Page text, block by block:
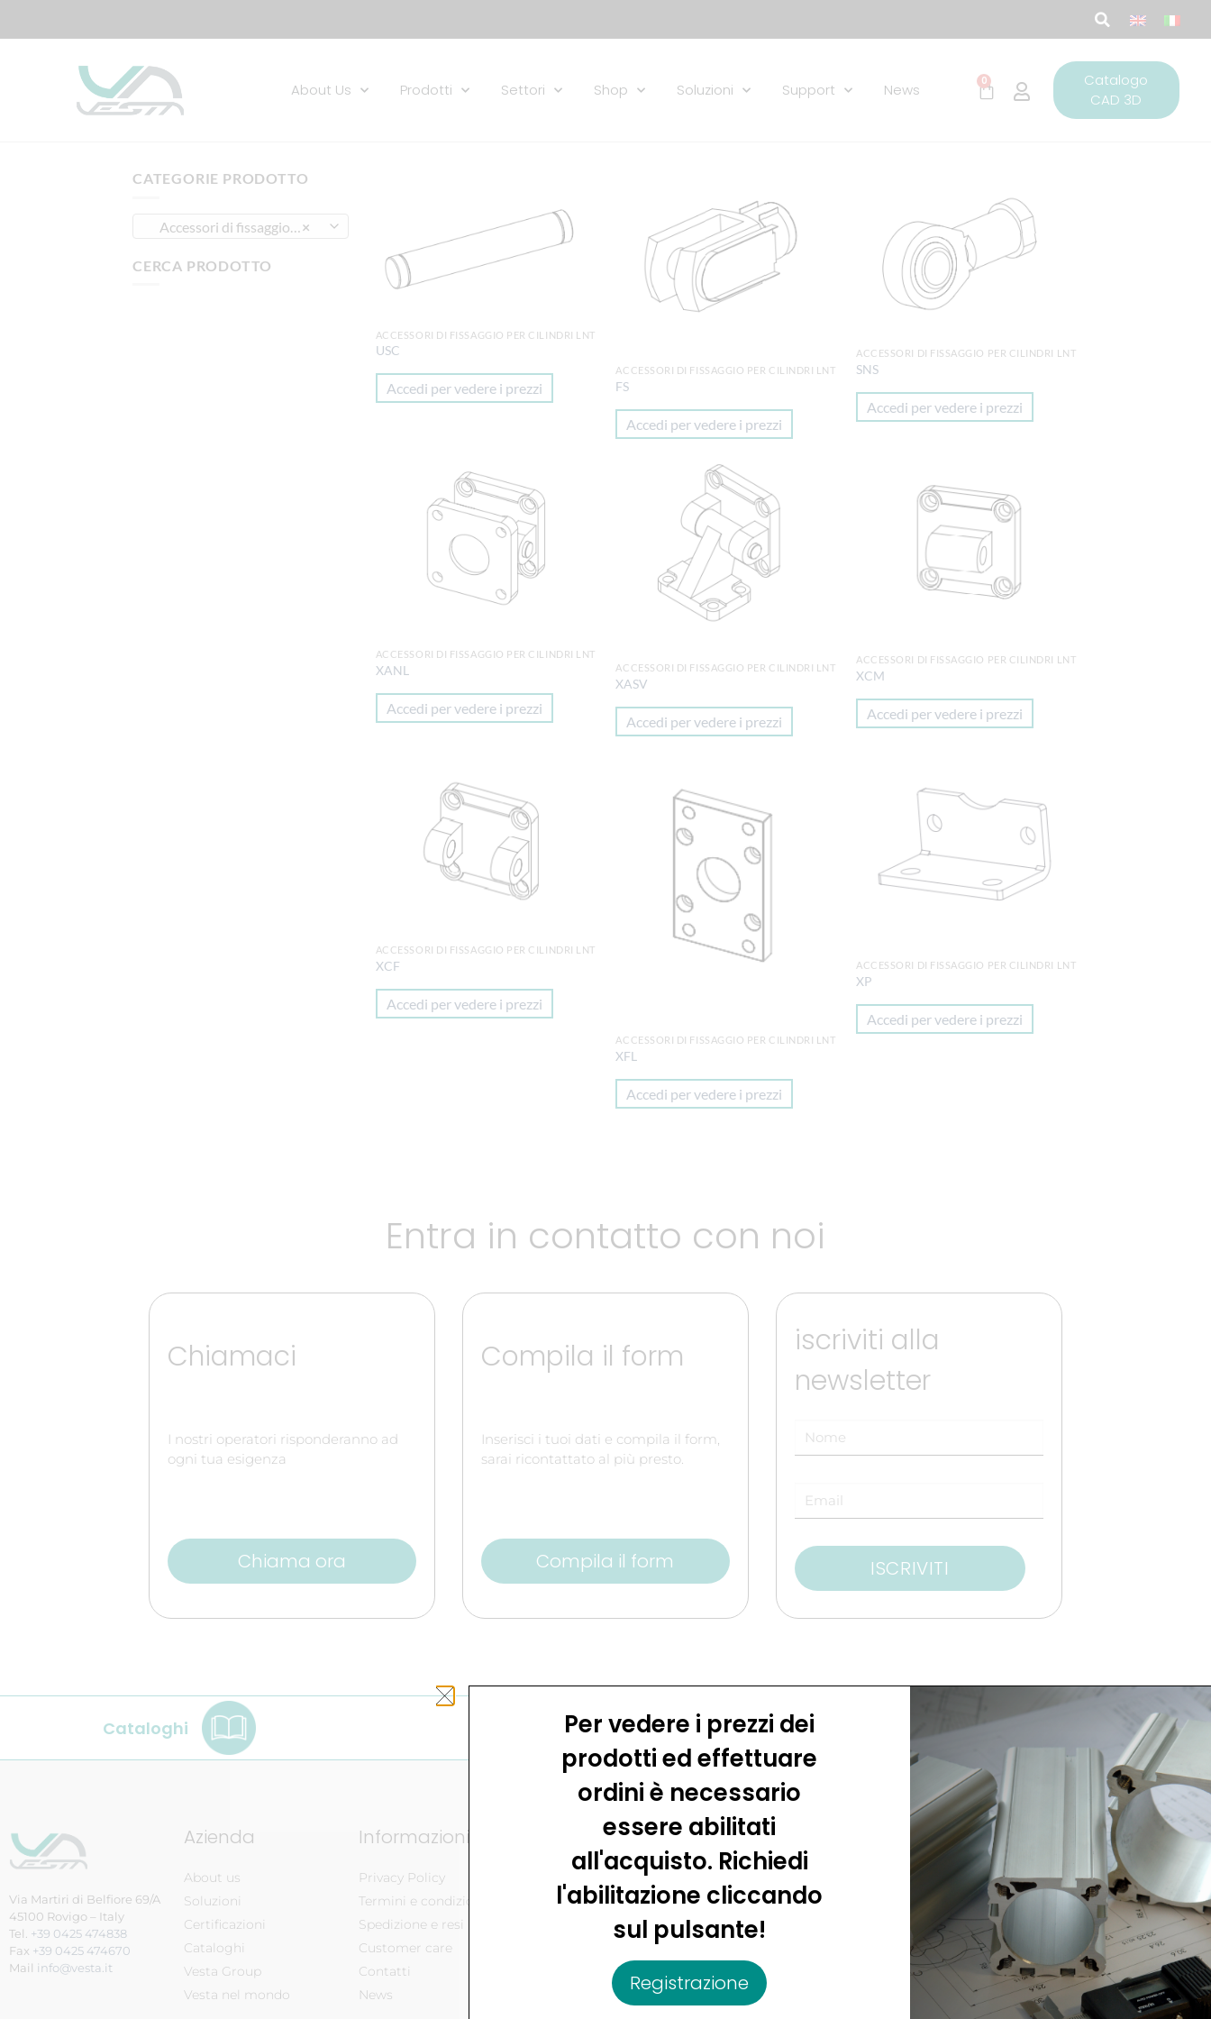
About Us Prodotti Settori Shop Soluzioni Support News 0
Catalogo
CAD 3D
CATEGORIE PRODOTTO
×
Accessori di fissaggio per cilindri LNT
CERCA PRODOTTO
Aggiungi
alla lista
dei
ACCESSORI DI FISSAGGIO PER CILINDRI LNT
USC
Accedi per vedere i prezzi
Aggiungi
alla lista
desideri
ACCESSORI DI FISSAGGIO PER CILINDRI LNT
FS
Accedi per vedere i prezzi
Aggiungi
alla lista
desideri
ACCESSORI DI FISSAGGIO PER CILINDRI LNT
SNS
Accedi per vedere i prezzi
Aggiungi
ACCESSORI DI FISSAGGIO PER CILINDRI LNT
XANL
Accedi per vedere i prezzi
ACCESSORI DI FISSAGGIO PER CILINDRI LNT
XASV
Accedi per vedere i prezzi
ACCESSORI DI FISSAGGIO PER CILINDRI LNT
XCM
Accedi per vedere i prezzi
ACCESSORI DI FISSAGGIO PER CILINDRI LNT
XCF
Accedi per vedere i prezzi
ACCESSORI DI FISSAGGIO PER CILINDRI LNT
XFL
Accedi per vedere i prezzi
alla lista
desideri
ACCESSORI DI FISSAGGIO PER CILINDRI LNT
XP
Accedi per vedere i prezzi
Entra in contatto con noi
Chiamaci
I nostri operatori risponderanno ad
ogni tua esigenza
Chiama ora
Compila il form
Inserisci i tuoi dati e compila il form,
sarai ricontattato al più presto.
Compila il form
iscriviti alla
newsletter
ISCRIVITI
Cataloghi Configuratore Registrazione
Via Martiri di Belfiore 69/A
45100 Rovigo – Italy
Tel. +39 0425 474838
Fax +39 0425 474670
Mail info@vesta.it
Azienda
About us
Soluzioni
Certificazioni
Cataloghi
Vesta Group
Vesta nel mondo
Informazioni
Privacy Policy
Termini e condizioni
Spedizione e resi
Customer care
Contatti
News
Prodotti
Valvole
Gruppo Trattamento
Soluzioni su misura
Settori applicativi
Tessile
Packaging
Industria del legno
Industria alimentare
Industria biomedicale
Industria chimica
Settore ferroviario
Saldatura
Didattica
Per vedere i prezzi dei
prodotti ed effettuare
ordini è necessario
essere abilitati
all'acquisto. Richiedi
l'abilitazione cliccando
sul pulsante!
Registrazione